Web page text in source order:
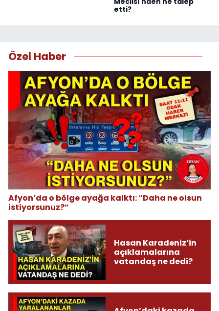
etti?
Özel Haber
Afyon’da o bölge ayağa kalktı: “Daha ne olsun
istiyorsunuz?”
Hasan Karadeniz’in
açıklamalarına
vatandaş ne dedi?